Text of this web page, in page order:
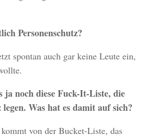
Personenschutz?
spontan auch gar keine Leute ein,
ja noch diese Fuck-It-Liste, die
legen. Was hat es damit auf sich?
von der Bucket-Liste, das